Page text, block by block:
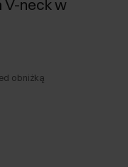
V-neck w
obniżką